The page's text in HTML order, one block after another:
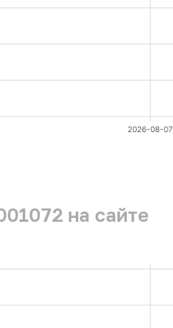
2026-08-07
на сайте